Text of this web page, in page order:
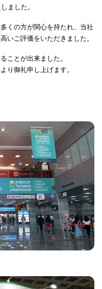
ました。
くの方が関心を持たれ、当社
いご評価をいただきました。
ことが出来ました。
り御礼申し上げます。